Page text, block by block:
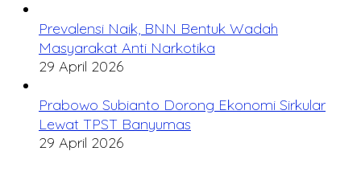
Prevalensi Naik, BNN Bentuk Wadah
Masyarakat Anti Narkotika
29 April 2026
Prabowo Subianto Dorong Ekonomi Sirkular
Lewat TPST Banyumas
29 April 2026